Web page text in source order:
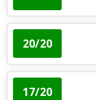
20/20
17/20